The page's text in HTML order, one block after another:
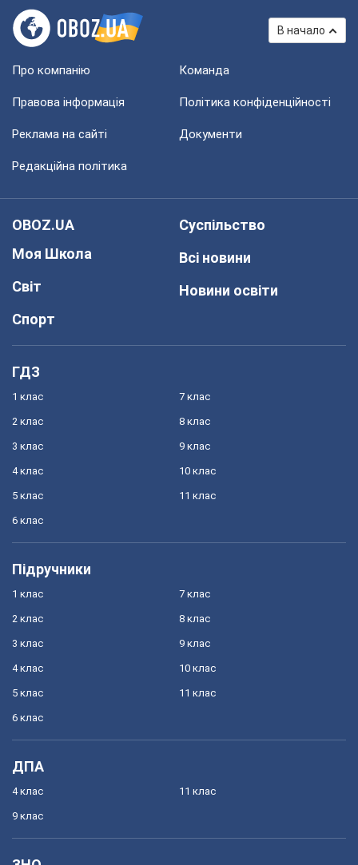
В начало
Про компанію Команда
Правова інформація Політика конфіденційності
Реклама на сайті Документи
Редакційна політика
OBOZ.UA
Моя Школа
Світ
Спорт
Суспільство
Всі новини
Новини освіти
ГДЗ
1 клас
2 клас
3 клас
4 клас
5 клас
6 клас
7 клас
8 клас
9 клас
10 клас
11 клас
Підручники
1 клас
2 клас
3 клас
4 клас
5 клас
6 клас
7 клас
8 клас
9 клас
10 клас
11 клас
ДПА
4 клас
9 клас
11 клас